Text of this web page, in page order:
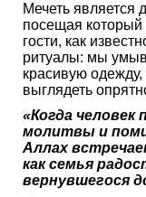
Мечеть
посещая который
гости, как
ритуалы: мы
красивую
выглядеть
«Когда
молитвы и
Аллах
как семья
вернувшегося